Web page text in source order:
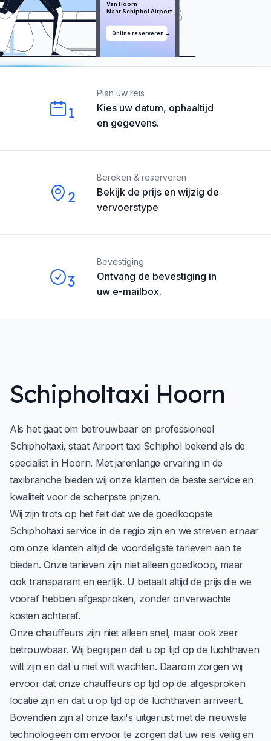
Online reserveren →
Van Hoorn
Naar Schiphol Airport
1
Kies uw datum, ophaaltijd
en gegevens.
Plan uw reis
2
Bekijk de prijs en wijzig de
vervoerstype
Bereken & reserveren
3
Ontvang de bevestiging in
uw e-mailbox.
Bevestiging
Schipholtaxi Hoorn
Als het gaat om betrouwbaar en professioneel
Schipholtaxi, staat Airport taxi Schipholbekend als de
specialist in Hoorn. Met jarenlange ervaring in de
taxibranche bieden wij onze klanten de beste service en
kwaliteit voor de scherpste prijzen.
Wij zijn trots op het feit dat we de goedkoopste
Schipholtaxi service in de regio zijn en we streven ernaar
om onze klanten altijd de voordeligste tarieven aan te
bieden. Onze tarieven zijn niet alleen goedkoop, maar
ook transparant en eerlijk. U betaalt altijd de prijs die we
vooraf hebben afgesproken, zonder onverwachte
kosten achteraf.
Onze chauffeurs zijn niet alleen snel, maar ook zeer
betrouwbaar. Wij begrijpen dat u op tijd op de luchthaven
wilt zijn en dat u niet wilt wachten. Daarom zorgen wij
ervoor dat onze chauffeurs op tijd op de afgesproken
locatie zijn en dat u op tijd op de luchthaven arriveert.
Bovendien zijn al onze taxi's uitgerust met de nieuwste
technologieën om ervoor te zorgen dat uw reis veilig en